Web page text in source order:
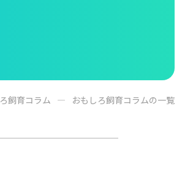
飼育コラム おもしろ飼育コラムの一覧